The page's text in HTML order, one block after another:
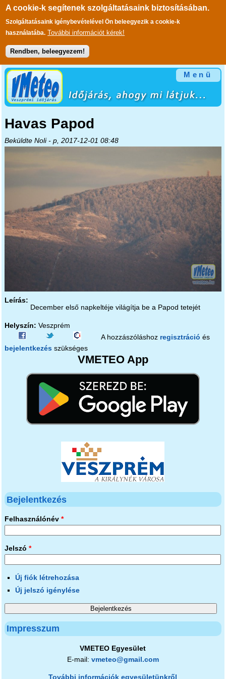
A cookie-k segítenek szolgáltatásaink biztosításában.
Szolgáltatásaink igénybevételével Ön beleegyezik a cookie-k
használatába. További információt kérek!
Rendben, beleegyezem!
Ugrás a tartalomra
Menü
Havas Papod
Beküldte Noli- p, 2017-12-01 08:48
Leírás:
December első napkeltéje világítja be a Papod tetejét
Helyszín: Veszprém
A hozzászóláshoz regisztráció és
bejelentkezés szükséges
VMETEO App
Bejelentkezés
Felhasználónév *
Jelszó *
Új fiók létrehozása
Új jelszó igénylése
Impresszum
VMETEO Egyesület
E-mail: vmeteo@gmail.com
További információk egyesületünkről